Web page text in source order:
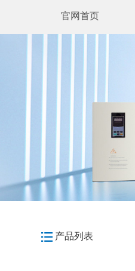
官网首页
产品列表